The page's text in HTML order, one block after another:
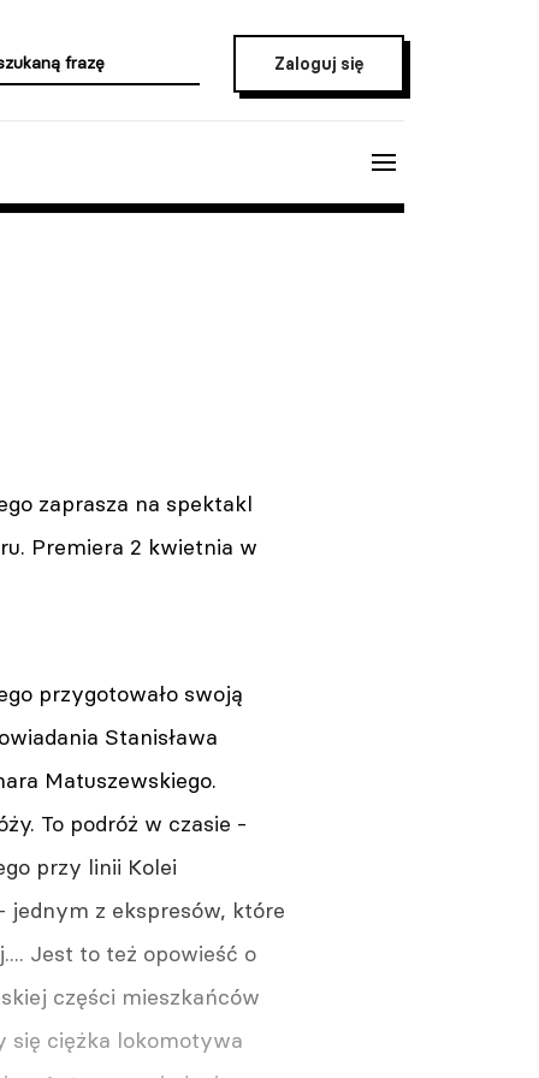
Zaloguj się
zaprasza na spektakl
Premiera 2 kwietnia w
przygotowało swoją
Stanisława
Matuszewskiego.
To podróż w czasie -
przy linii Kolei
jednym z ekspresów, które
Jest to też opowieść o
części mieszkańców
się ciężka lokomotywa